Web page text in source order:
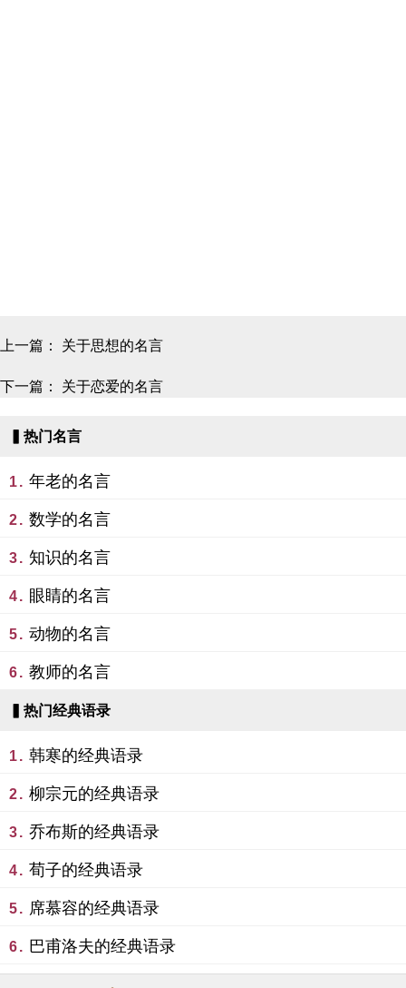
上一篇： 关于思想的名言
下一篇： 关于恋爱的名言
▍热门名言
1. 年老的名言
2. 数学的名言
3. 知识的名言
4. 眼睛的名言
5. 动物的名言
6. 教师的名言
▍热门经典语录
1. 韩寒的经典语录
2. 柳宗元的经典语录
3. 乔布斯的经典语录
4. 荀子的经典语录
5. 席慕容的经典语录
6. 巴甫洛夫的经典语录